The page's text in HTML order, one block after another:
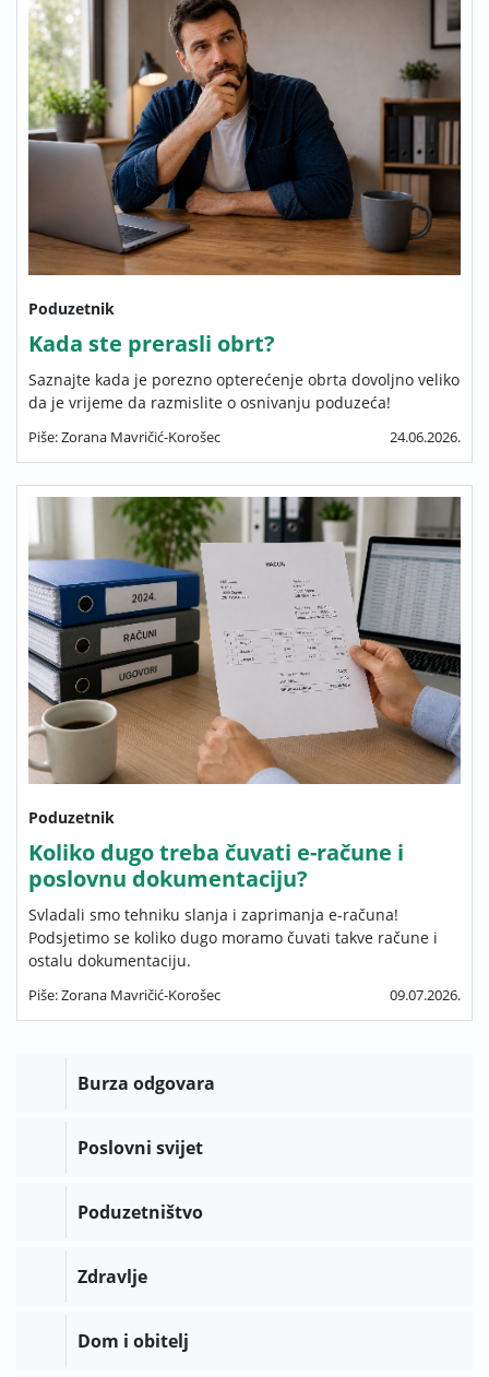
Poduzetnik
Kada ste prerasli obrt?
Saznajte kada je porezno opterećenje obrta dovoljno veliko
da je vrijeme da razmislite o osnivanju poduzeća!
Piše: Zorana Mavričić-Korošec 24.06.2026.
Poduzetnik
Koliko dugo treba čuvati e-račune i
poslovnu dokumentaciju?
Svladali smo tehniku slanja i zaprimanja e-računa!
Podsjetimo se koliko dugo moramo čuvati takve račune i
ostalu dokumentaciju.
Piše: Zorana Mavričić-Korošec 09.07.2026.
Burza odgovara
Poslovni svijet
Poduzetništvo
Zdravlje
Dom i obitelj